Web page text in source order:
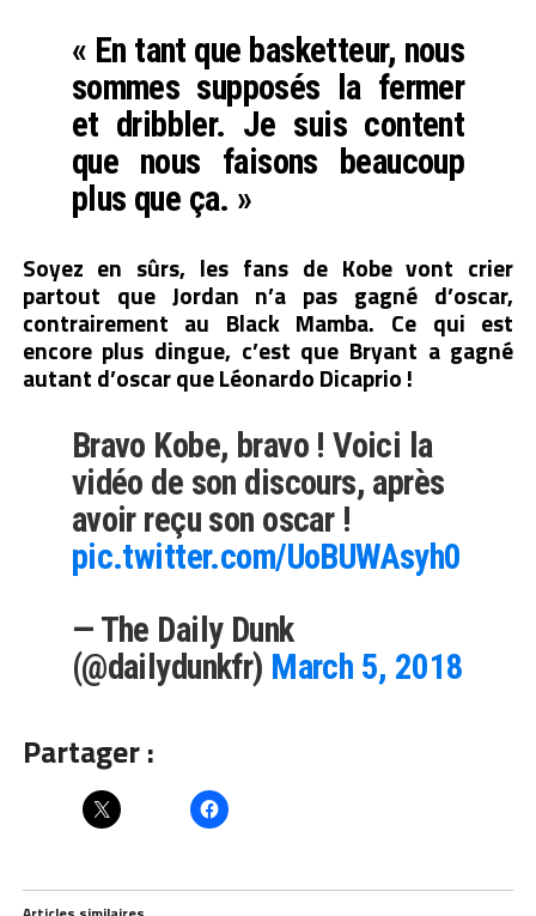
« En tant que basketteur, nous
sommes supposés la fermer
et dribbler. Je suis content
que nous faisons beaucoup
plus que ça. »
Soyez en sûrs, les fans de Kobe vont crier
partout que Jordan n’a pas gagné d’oscar,
contrairement au Black Mamba. Ce qui est
encore plus dingue, c’est que Bryant a gagné
autant d’oscar que Léonardo Dicaprio !
Bravo Kobe, bravo ! Voici la
vidéo de son discours, après
avoir reçu son oscar !
pic.twitter.com/UoBUWAsyh0
— The Daily Dunk
(@dailydunkfr) March 5, 2018
Partager :